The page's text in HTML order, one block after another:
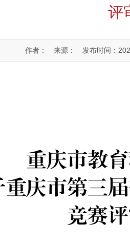
评
作者： 来源： 发布时间：